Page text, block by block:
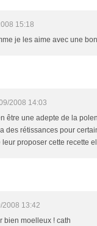
15:18
je les aime avec une
2008 14:03
être une adepte de la
des rétissances pour
leur proposer cette recette
2008 13:42
bien moelleux ! cath